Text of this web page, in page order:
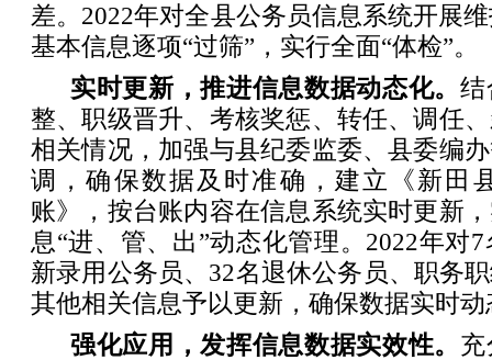
差。2022年对全县公务员信息系统开展
基本信息逐项“过筛”，实行全面“体检”。
实时更新，推进信息数据动态化。 结
整、职级晋升、考核奖惩、转任、调任
相关情况，加强与县纪委监委、县委编
调，确保数据及时准确，建立《新田
账》，按台账内容在信息系统实时更新
息“进、管、出”动态化管理。2022年对
新录用公务员、32名退休公务员、职务
其他相关信息予以更新，确保数据实时动
强化应用，发挥信息数据实效性。